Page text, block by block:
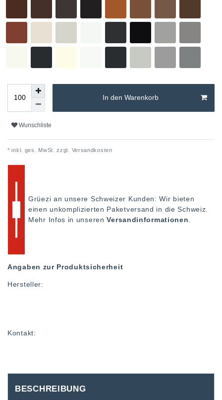
In den Warenkorb
Wunschliste
* inkl. ges. MwSt. zzgl. Versandkosten
Grüezi an unsere Schweizer Kunden: Wir bieten
einen unkomplizierten Paketversand in die Schweiz.
Mehr Infos in unserenVersandinformationen
Angaben zur Produktsicherheit
Hersteller:
Kontakt:
BESCHREIBUNG